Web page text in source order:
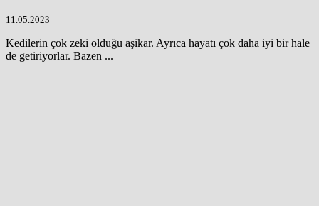
11.05.2023
Kedilerin çok zeki olduğu aşikar. Ayrıca hayatı çok daha iyi bir hale
de getiriyorlar. Bazen ...